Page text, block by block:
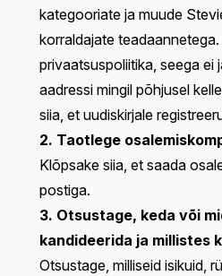
kategooriate ja muude
korraldajate
privaatsuspoliitika, seega ei
aadressi mingil põhjusel
siia, et uudiskirjale
2. Taotlege
Klõpsake siia, et saada
postiga.
3. Otsustage, keda või
kandideerida ja millistes
Otsustage, milliseid isikuid,